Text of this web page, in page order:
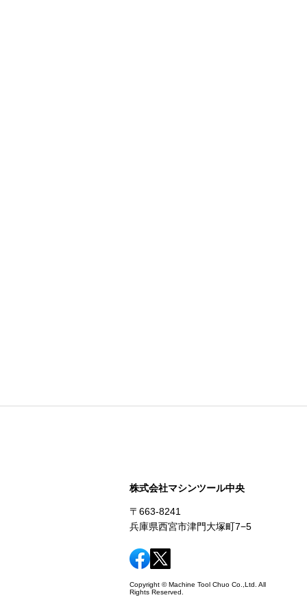
株式会社マシンツール中央
〒663-8241
兵庫県西宮市津門大塚町7−5
Copyright © Machine Tool Chuo Co.,Ltd. All
Rights Reserved.